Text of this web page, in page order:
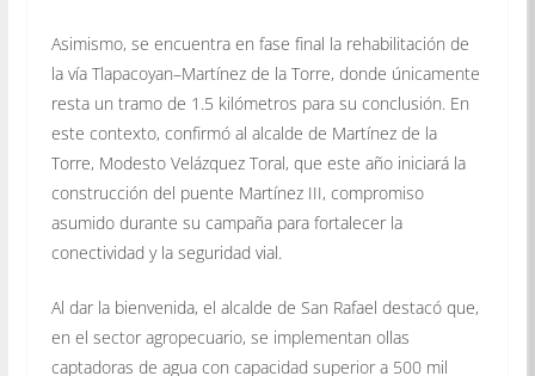
Asimismo, se encuentra en fase final la rehabilitación de
la vía Tlapacoyan–Martínez de la Torre, donde únicamente
resta un tramo de 1.5 kilómetros para su conclusión. En
este contexto, confirmó al alcalde de Martínez de la
Torre, Modesto Velázquez Toral, que este año iniciará la
construcción del puente Martínez III, compromiso
asumido durante su campaña para fortalecer la
conectividad y la seguridad vial.
Al dar la bienvenida, el alcalde de San Rafael destacó que,
en el sector agropecuario, se implementan ollas
captadoras de agua con capacidad superior a 500 mil